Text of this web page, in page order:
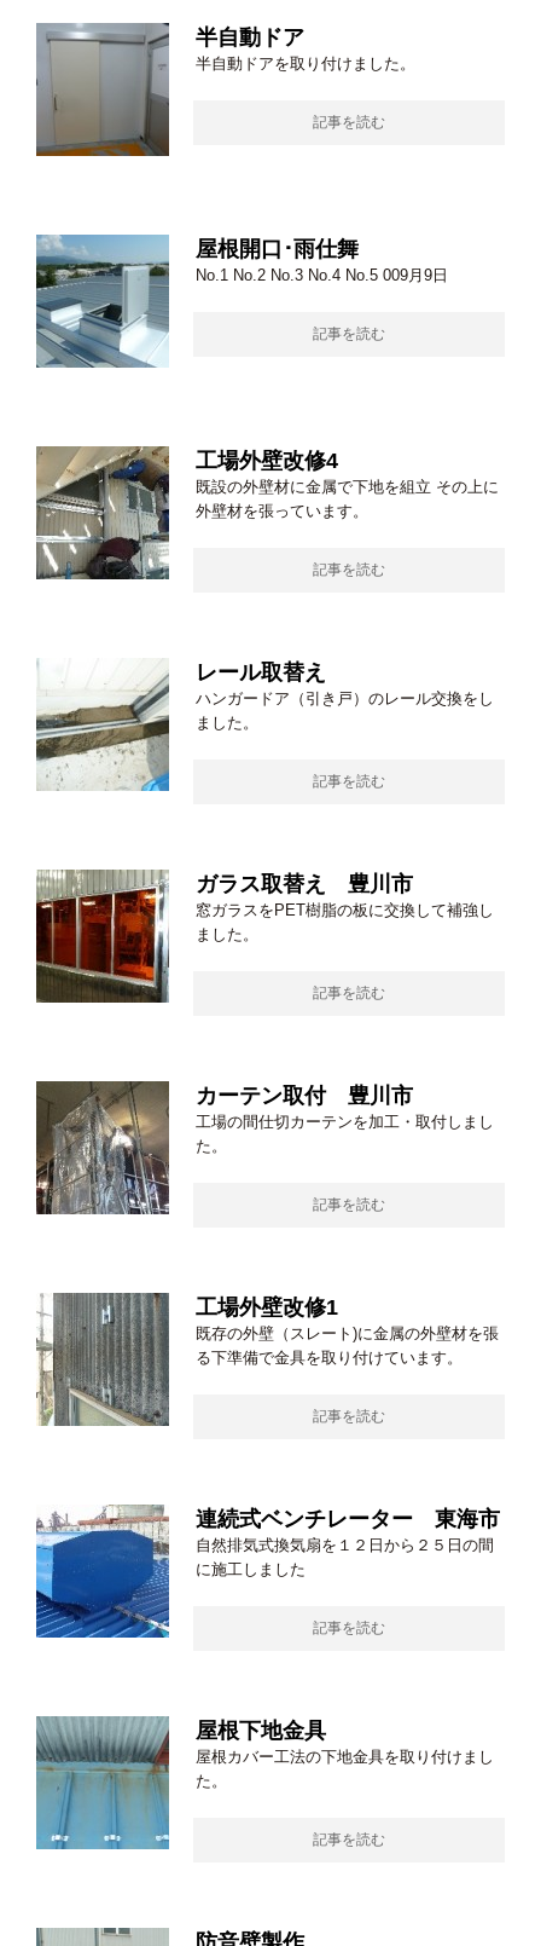
半自動ドア
半自動ドアを取り付けました。
記事を読む
屋根開口･雨仕舞
No.1 No.2 No.3 No.4 No.5 009月9日
記事を読む
工場外壁改修4
既設の外壁材に金属で下地を組立 その上に
外壁材を張っています。
記事を読む
レール取替え
ハンガードア（引き戸）のレール交換をし
ました。
記事を読む
ガラス取替え 豊川市
窓ガラスをPET樹脂の板に交換して補強し
ました。
記事を読む
カーテン取付 豊川市
工場の間仕切カーテンを加工・取付しまし
た。
記事を読む
工場外壁改修1
既存の外壁（スレート)に金属の外壁材を張
る下準備で金具を取り付けています。
記事を読む
連続式ベンチレーター 東海市
自然排気式換気扇を１２日から２５日の間
に施工しました
記事を読む
屋根下地金具
屋根カバー工法の下地金具を取り付けまし
た。
記事を読む